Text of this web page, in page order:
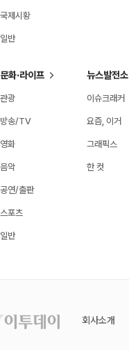
국제시황
일반
문화·라이프
관광
방송/TV
영화
음악
공연/출판
스포츠
일반
뉴스발전소
이슈크래커
요즘, 이거
그래픽스
한 컷
회사소개